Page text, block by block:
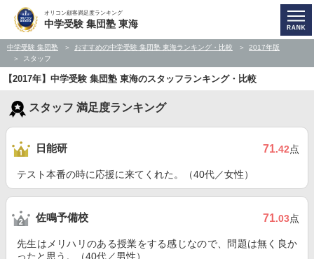
オリコン顧客満足度ランキング
中学受験 集団塾 東海
中学受験 集団塾 おすすめの中学受験 集団塾 東海ランキング・比較
2017年版
スタッフ
【2017年】中学受験 集団塾 東海のスタッフランキング・比較
スタッフ 満足度ランキング
日能研 71.42点
テスト本番の時に応援に来てくれた。（40代／女性）
佐鳴予備校 71.03点
先生はメリハリのある授業をする感じなので、問題は無く良か
ったと思う。（40代／男性）